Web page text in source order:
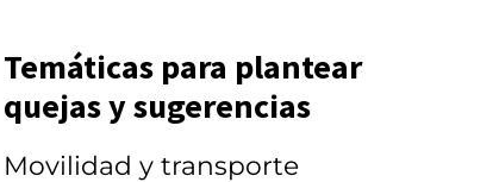
Temáticas para plantear
quejas y sugerencias
Movilidad y transporte